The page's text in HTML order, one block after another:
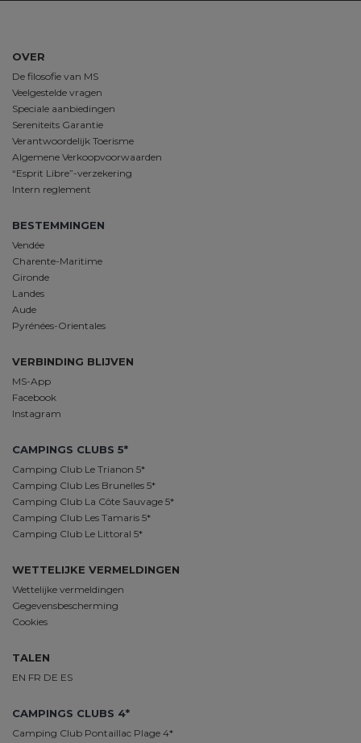
OVER
De filosofie van MS
Veelgestelde vragen
Speciale aanbiedingen
Sereniteits Garantie
Verantwoordelijk Toerisme
Algemene Verkoopvoorwaarden
“Esprit Libre”-verzekering
Intern reglement
BESTEMMINGEN
Vendée
Charente-Maritime
Gironde
Landes
Aude
Pyrénées-Orientales
VERBINDING BLIJVEN
MS-App
Facebook
Instagram
CAMPINGS CLUBS 5*
Camping Club Le Trianon 5*
Camping Club Les Brunelles 5*
Camping Club La Côte Sauvage 5*
Camping Club Les Tamaris 5*
Camping Club Le Littoral 5*
WETTELIJKE VERMELDINGEN
Wettelijke vermeldingen
Gegevensbescherming
Cookies
TALEN
EN FR DE ES
CAMPINGS CLUBS 4*
Camping Club Pontaillac Plage 4*